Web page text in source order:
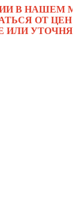
В НАШЕМ
ОТ ЦЕН
ИЛИ